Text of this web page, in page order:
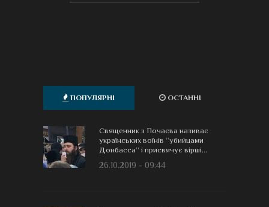
ПОПУЛЯРНІ ОСТАННІ
Священник з Почаєва називає
українських воїнів “убийцами
Донбасса” і присвячує вірші...
26.10.2019 - 09:44